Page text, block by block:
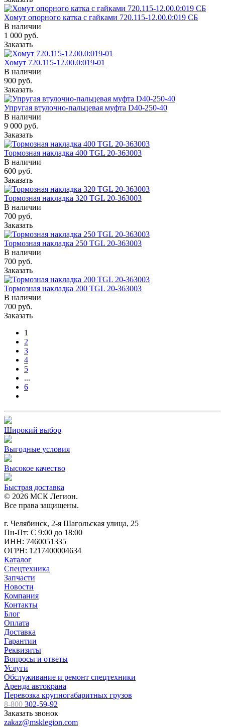
Хомут опорного катка с гайками 720.115-12.00.0:019 СБ
В наличии
1 000 руб.
Заказать
Хомут 720.115-12.00.0:019-01
В наличии
900 руб.
Заказать
Упругая втулочно-пальцевая муфта D40-250-40
В наличии
9 000 руб.
Заказать
Тормозная накладка 400 TGL 20-363003
В наличии
600 руб.
Заказать
Тормозная накладка 320 TGL 20-363003
В наличии
700 руб.
Заказать
Тормозная накладка 250 TGL 20-363003
В наличии
700 руб.
Заказать
Тормозная накладка 200 TGL 20-363003
В наличии
700 руб.
Заказать
1
2
3
4
5
...
6
Широкий выбор
Выгодные условия
Высокое качество
Быстрая доставка
© 2026 МСК Легион.
Все права защищены.
г. Челябинск, 2-я Шагольская улица, 25
Пн-Пт: С 9:00 до 18:00
ИНН: 7460051335
ОГРН: 1217400004634
Каталог
Спецтехника
Запчасти
Новости
Компания
Контакты
Блог
Оплата
Доставка
Гарантии
Реквизиты
Вопросы и ответы
Услуги
Обслуживание и ремонт спецтехники
Аренда автокрана
Перевозка крупногабаритных грузов
8-800 302-59-92
Заказать звонок
zakaz@msklegion.com